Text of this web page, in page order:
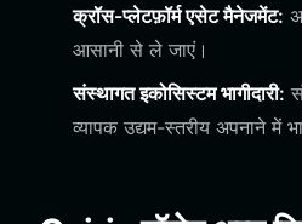
क्रॉस-प्लेटफ़ॉर्म एसेट मैनेजमेंट:
आसानी से ले जाएं।
संस्थागत इकोसिस्टम भागीदारी:
व्यापक उद्यम-स्तरीय अपनाने में